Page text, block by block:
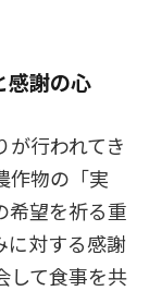
感謝の心
が行われてき
作物の「実
希望を祈る重
に対する感謝
して食事を共